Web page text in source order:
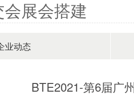
展会搭建
业动态
BTE2021-第6届广